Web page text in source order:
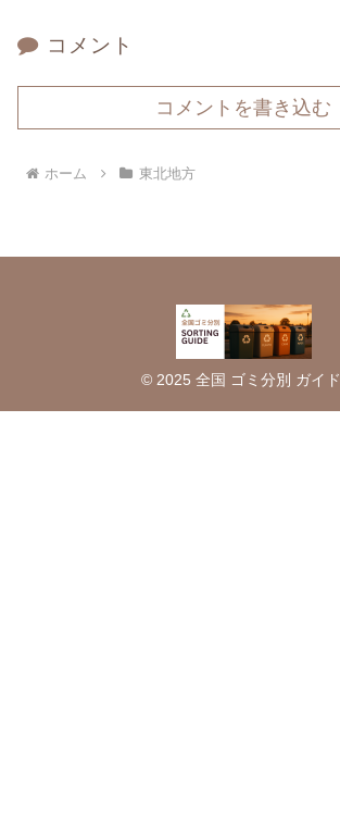
コメント
コメントを書き込む
ホーム 東北地方
© 2025 全国 ゴミ分別 ガイド.